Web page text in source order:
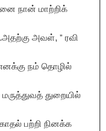
நான் மாற்றிக்
அவள், ” ரவி
நம் தொழில்
துறையில்
பற்றி நினக்க